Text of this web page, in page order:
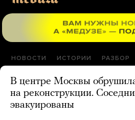
НОВОСТИ ИСТОРИИ РАЗБОР
В центре Москвы
на реконструкции.
эвакуированы